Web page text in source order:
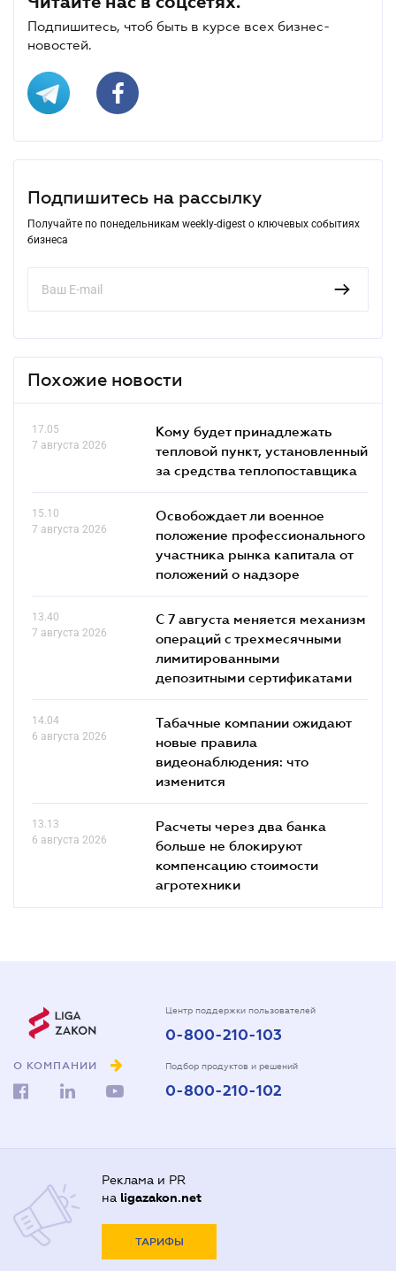
Подпишитесь, чтоб быть в курсе всех бизнес-
новостей.
Подпишитесь на рассылку
Получайте по понедельникам weekly-digest о ключевых событиях
бизнеса
Похожие новости
17.05
7 августа 2026
Кому будет принадлежать
тепловой пункт, установленный
за средства теплопоставщика
15.10
7 августа 2026
Освобождает ли военное
положение профессионального
участника рынка капитала от
положений о надзоре
13.40
7 августа 2026
С 7 августа меняется механизм
операций с трехмесячными
лимитированными
депозитными сертификатами
14.04
6 августа 2026
Табачные компании ожидают
новые правила
видеонаблюдения: что
изменится
13.13
6 августа 2026
Расчеты через два банка
больше не блокируют
компенсацию стоимости
агротехники
О КОМПАНИИ
Центр поддержки пользователей
0-800-210-103
Подбор продуктов и решений
0-800-210-102
Реклама и PR
на ligazakon.net
ТАРИФЫ